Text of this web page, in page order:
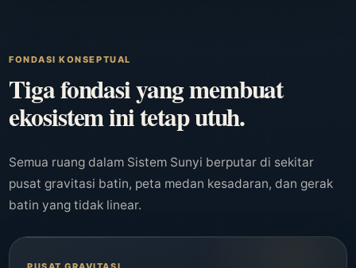
FONDASI KONSEPTUAL
Tiga fondasi yang membuat
ekosistem ini tetap utuh.
Semua ruang dalam Sistem Sunyi berputar di sekitar
pusat gravitasi batin, peta medan kesadaran, dan gerak
batin yang tidak linear.